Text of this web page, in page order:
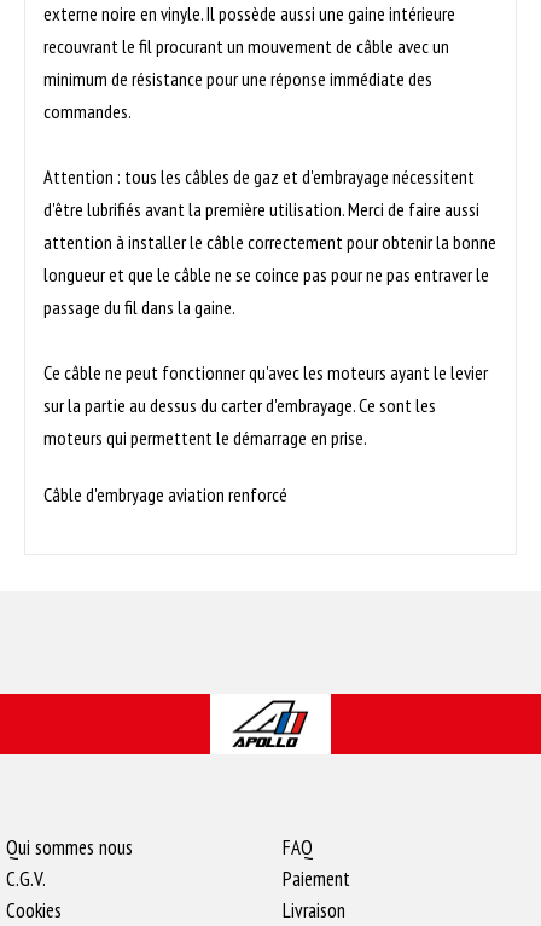
externe noire en vinyle. Il possède aussi une gaine intérieure
recouvrant le fil procurant un mouvement de câble avec un
minimum de résistance pour une réponse immédiate des
commandes.
Attention : tous les câbles de gaz et d'embrayage nécessitent
d'être lubrifiés avant la première utilisation. Merci de faire aussi
attention à installer le câble correctement pour obtenir la bonne
longueur et que le câble ne se coince pas pour ne pas entraver le
passage du fil dans la gaine.
Ce câble ne peut fonctionner qu'avec les moteurs ayant le levier
sur la partie au dessus du carter d'embrayage. Ce sont les
moteurs qui permettent le démarrage en prise.
Câble d'embryage aviation renforcé
Qui sommes nous
C.G.V.
Cookies
FAQ
Paiement
Livraison